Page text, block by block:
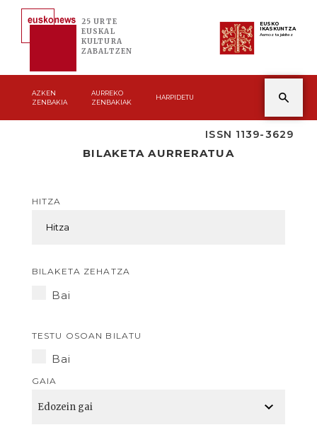
25 URTE
EUSKAL
KULTURA
ZABALTZEN
EUSKO
IKASKUNTZA
Asmoz ta jakitez
AZKEN
ZENBAKIA
AURREKO
ZENBAKIAK
HARPIDETU
ISSN 1139-3629
BILAKETA AURRERATUA
HITZA
BILAKETA ZEHATZA
Bai
TESTU OSOAN BILATU
Bai
GAIA